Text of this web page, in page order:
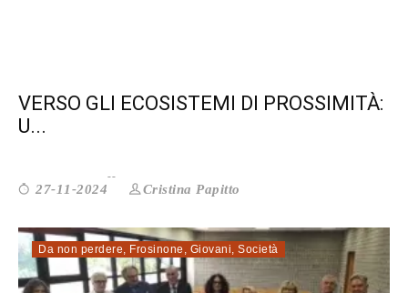
VERSO GLI ECOSISTEMI DI PROSSIMITÀ:
U...
27-11-2024 Cristina Papitto
Da non perdere, Frosinone , Giovani, Società